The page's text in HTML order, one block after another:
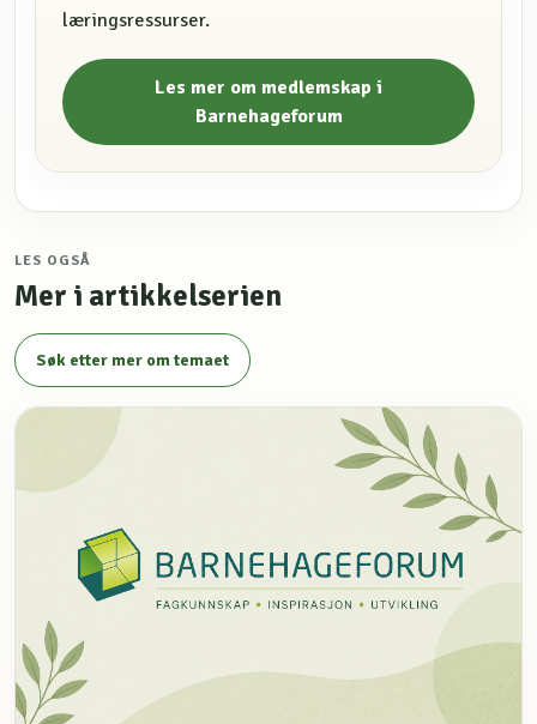
læringsressurser.
Les mer om medlemskap i
Barnehageforum
LES OGSÅ
Mer i artikkelserien
Søk etter mer om temaet